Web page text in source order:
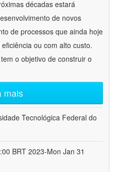
décadas estará
de novos
de processos que ainda hoje
ou com alto custo.
o objetivo de construir o
mais
Tecnológica Federal do
BRT 2023-Mon Jan 31